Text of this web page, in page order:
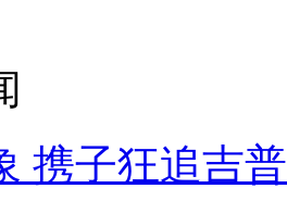
携子狂追吉